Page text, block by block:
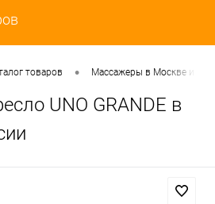
товаров • Массажеры в Москве и
UNO GRANDE в